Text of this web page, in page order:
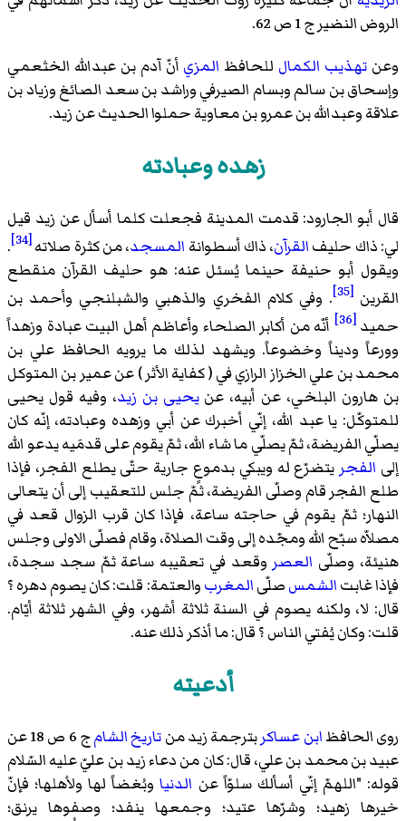
الروض النضيرج 1 ص 62.
وعن تهذيب الكمال للحافظ المزي أنّآدم بن عبدالله الخثعمي
وإسحاق بن سالموبسام الصيرفيوراشد بن سعد الصائغوزياد بن
علاقةوعبدالله بن عمرو بن معاويةحملوا الحديث عن زيد.
زهده وعبادته
قال أبو الجارود: قدمت المدينة فجعلت كلما أسأل عن زيد قيل
لي: ذاك حليفالقرآن، ذاك أسطوانة المسجد، من كثرة صلاته[34]
.
ويقول أبو حنيفة حينما يُسئل عنه: هو حليف القرآن منقطع
القرين[35]
. وفي كلام الفخري والذهبي والشبلنجي وأحمد بن
حميد[36]
أنّه من أكابر الصلحاء وأعاظم أهل البيت عبادة وزهداً
وورعاً وديناً وخضوعاً. ويشهد لذلك ما يرويه الحافظعلي بن
محمد بن علي الخزاز الرازيفي (كفاية الأثر) عنعمير بن المتوكل
بن هارون البلخي، عن أبيه، عنيحيى بن زيد، وفيه قول يحيى
للمتوكّل: يا عبد الله، إنّي أخبرك عن أبي وزهده وعبادته، إنّه كان
يصلّي الفريضة، ثمّ يصلّي ما شاء الله، ثمّ يقوم على قدمَيه يدعو الله
إلى الفجر يتضرّع له ويبكي بدموعٍ جارية حتّى يطلع الفجر، فإذا
طلع الفجر قام وصلّى الفريضة، ثمّ جلس للتعقيب إلى أن يتعالى
النهار؛ ثمّ يقوم في حاجته ساعة، فإذا كان قرب الزوال قعد في
مصلاّه سبّح الله ومجّده إلى وقت الصلاة، وقام فصلّى الاولى وجلس
هنيئة، وصلّى العصر وقعد في تعقيبه ساعة ثمّ سجد سجدة،
فإذا غابتالشمسصلّىالمغربوالعتمة: قلت: كان يصوم دهره ؟
قال: لا، ولكنه يصوم في السنة ثلاثة أشهر، وفي الشهر ثلاثة أيّام.
قلت: وكان يُفتي الناس ؟ قال: ما أذكر ذلك عنه.
أدعيته
روى الحافظابن عساكربترجمة زيد منتاريخ الشامج 6 ص 18 عن
عبيد بن محمد بن علي، قال: كان من دعاء زيد بن عليّ عليه السّلام
قوله: "اللهمّ إنّي أسألك سلوّاً عن الدنياوبُغضاً لها ولأهلها؛ فإنّ
خيرها زهيد؛ وشرّها عتيد؛ وجمعها ينفد؛ وصفوها يرنق؛